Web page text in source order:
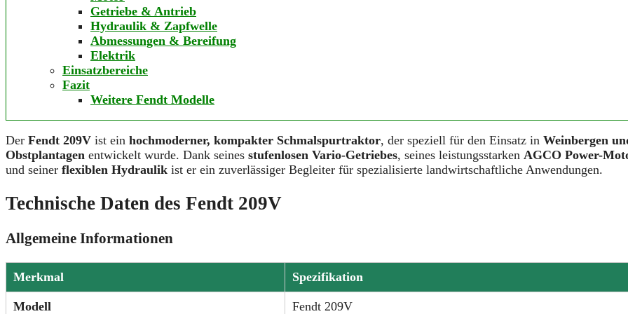
Getriebe & Antrieb
Hydraulik & Zapfwelle
Abmessungen & Bereifung
Elektrik
Einsatzbereiche
Fazit
Weitere Fendt Modelle
Der Fendt 209V ist ein hochmoderner, kompakter Schmalspurtraktor, der speziell für den Einsatz in Weinbergen
Obstplantagen entwickelt wurde. Dank seines stufenlosen Vario-Getriebes, seines leistungsstarken AGCO Power-
und seiner flexiblen Hydraulik ist er ein zuverlässiger Begleiter für spezialisierte landwirtschaftliche Anwendungen.
Technische Daten des Fendt 209V
Allgemeine Informationen
Merkmal Spezifikation
Modell Fendt 209V